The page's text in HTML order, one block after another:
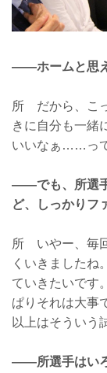
——ホームと思え
所 だから、こ
きに自分も一緒
いいなぁ……って
——でも、所選
ど、しっかりフ
所 いやー、毎
くいきましたね
ていきたいです
ぱりそれは大事
以上はそういう
——所選手はい